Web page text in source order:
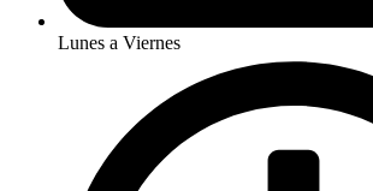
Lunes a Viernes